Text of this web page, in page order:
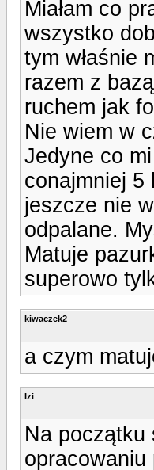
Miałam co
wszystko
tym właśnie
razem z
ruchem jak
Nie wiem w
Jedyne co
conajmniej 5
jeszcze nie
odpalane.
Matuje
superowo
kiwaczek2
a czym
Izi
Na początku
opracowaniu